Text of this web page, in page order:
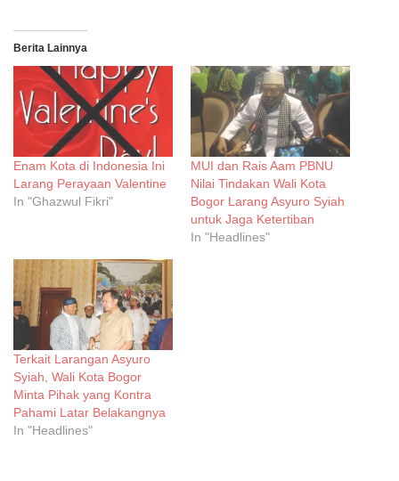
Berita Lainnya
Enam Kota di Indonesia Ini
Larang Perayaan Valentine
In "Ghazwul Fikri"
MUI dan Rais Aam PBNU
Nilai Tindakan Wali Kota
Bogor Larang Asyuro Syiah
untuk Jaga Ketertiban
In "Headlines"
Terkait Larangan Asyuro
Syiah, Wali Kota Bogor
Minta Pihak yang Kontra
Pahami Latar Belakangnya
In "Headlines"